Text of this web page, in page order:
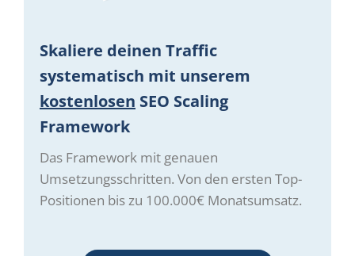
Skaliere deinen Traffic
systematisch mit unserem
kostenlosen SEO Scaling
Framework
Das Framework mit genauen
Umsetzungsschritten. Von den ersten Top-
Positionen bis zu 100.000€ Monatsumsatz.